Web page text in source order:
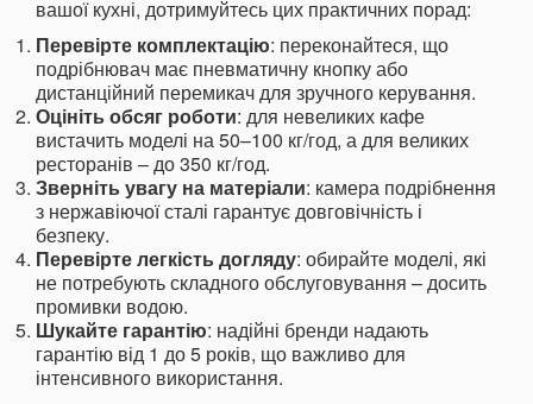
вашої кухні, дотримуйтесь цих практичних порад:
Перевірте комплектацію: переконайтеся, що
подрібнювач має пневматичну кнопку або
дистанційний перемикач для зручного керування.
Оцініть обсяг роботи: для невеликих кафе
вистачить моделі на 50–100 кг/год, а для великих
ресторанів – до 350 кг/год.
Зверніть увагу на матеріали: камера подрібнення
з нержавіючої сталі гарантує довговічність і
безпеку.
Перевірте легкість догляду: обирайте моделі, які
не потребують складного обслуговування – досить
промивки водою.
Шукайте гарантію: надійні бренди надають
гарантію від 1 до 5 років, що важливо для
інтенсивного використання.